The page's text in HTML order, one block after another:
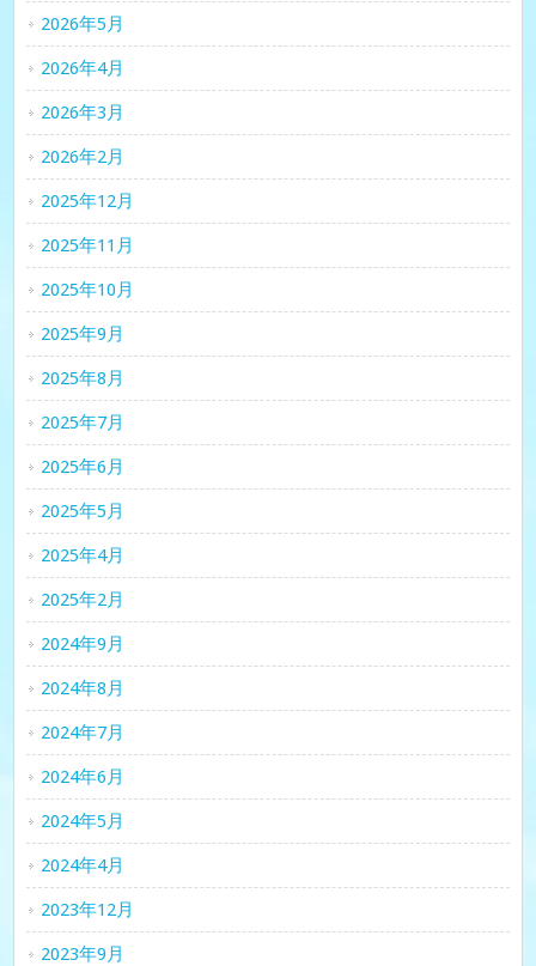
2026年5月
2026年4月
2026年3月
2026年2月
2025年12月
2025年11月
2025年10月
2025年9月
2025年8月
2025年7月
2025年6月
2025年5月
2025年4月
2025年2月
2024年9月
2024年8月
2024年7月
2024年6月
2024年5月
2024年4月
2023年12月
2023年9月